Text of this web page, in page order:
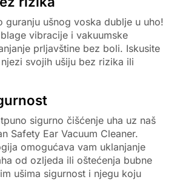
guranju ušnog voska dublje u uho!
vibracije i vakuumske
prljavštine bez boli. Iskusite
svojih ušiju bez rizika ili
sigurno čišćenje uha uz naš
Safety Ear Vacuum Cleaner.
omogućava vam uklanjanje
od ozljeda ili oštećenja bubne
ušima sigurnost i njegu koju